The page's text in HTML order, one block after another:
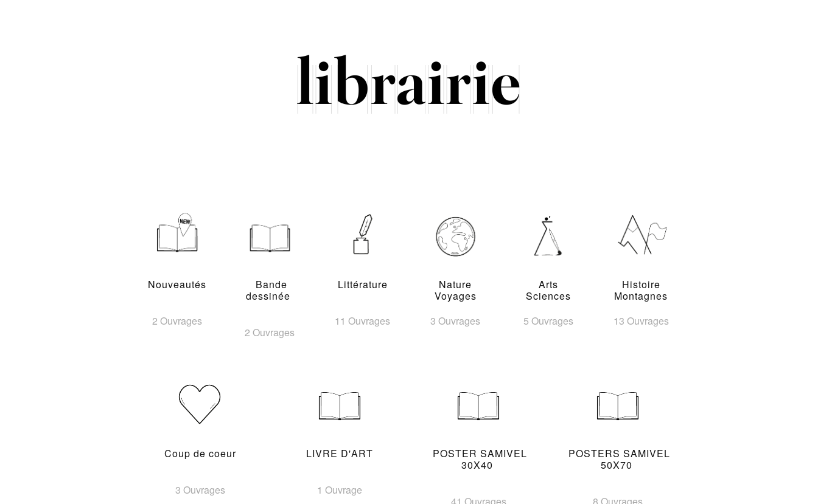
Nouveautés
2 Ouvrages
Bande
dessinée
2 Ouvrages
Littérature
11 Ouvrages
Nature
Voyages
3 Ouvrages
Arts
Sciences
5 Ouvrages
Histoire
Montagnes
13 Ouvrages
Coup de coeur
3 Ouvrages
LIVRE D'ART
1 Ouvrage
POSTER SAMIVEL
30X40
41 Ouvrages
POSTERS SAMIVEL
50X70
8 Ouvrages